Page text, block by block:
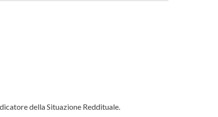
della Situazione Reddituale.